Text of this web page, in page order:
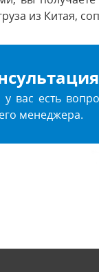
из Китая,
у вас есть
менеджера.